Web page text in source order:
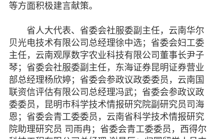
等方面积极建言献策。
省人大代表、省委会社服委副主任，云南华尔
贝光电技术有限公司总经理徐中选；省委会妇工委
主任，云南观厚数字农业科技有限公司董事长尹子
琴；省委会社服委副主任，东海证券昆明证券营业
部总经理杨欣婷；省委会参政议政委委员，云南国
联资信评估有限公司总经理冯武；省委会参政议政
委委员，昆明市科学技术情报研究院副研究员司海
恩；省委会青工委委员，云南省科学技术情报研究
院助理研究员 司雨冉；省委会青工委委员，西得尔